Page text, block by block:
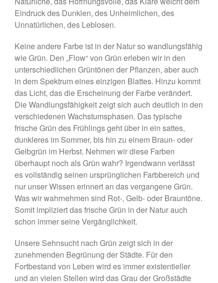
März 2024
Februar 2024
November 2023
August 2023
Juli 2023
Juni 2023
März 2023
Januar 2023
September 2022
August 2022
Juli 2022
Mai 2022
April 2022
März 2022
Januar 2022
September 2021
August 2021
Eindruck des Dunklen, des Unheimlichen, des
Unnatürlichen, des Leblosen.
Keine andere Farbe ist in der Natur so wandlungsfähig
wie Grün. Den „Flow“ von Grün erleben wir in den
unterschiedlichen Grüntönen der Pflanzen, aber auch
in dem Spektrum eines einzigen Blattes. Hinzu kommt
das Licht, das die Erscheinung der Farbe verändert.
Die Wandlungsfähigkeit zeigt sich auch deutlich in den
verschiedenen Wachstumsphasen. Das typische
frische Grün des Frühlings geht über in ein sattes,
dunkleres im Sommer, bis hin zu einem Braun- oder
Gelbgrün im Herbst. Nehmen wir diese Farben
überhaupt noch als Grün wahr? Irgendwann verlässt
es vollständig seinen ursprünglichen Farbbereich und
nur unser Wissen erinnert an das vergangene Grün.
Was wir wahrnehmen sind Rot-, Gelb- oder Brauntöne.
Somit impliziert das frische Grün in der Natur auch
schon immer seine Vergänglichkeit.
Unsere Sehnsucht nach Grün zeigt sich in der
zunehmenden Begrünung der Städte. Für den
Fortbestand von Leben wird es immer existentieller
und an vielen Stellen wird das Grau der Großstädte